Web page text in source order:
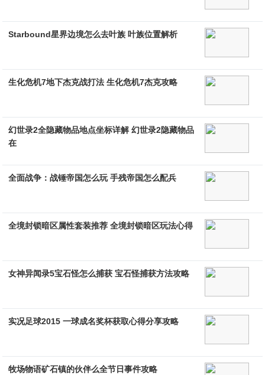
Starbound星界边境怎么去叶族 叶族位置解析
生化危机7地下杰克战打法 生化危机7杰克攻略
幻世录2全隐藏物品地点坐标详解 幻世录2隐藏物品
在
全面战争：战锤帝国怎么玩 手残帝国怎么配兵
全境封锁暗区属性套装推荐 全境封锁暗区玩法心得
女神异闻录5宝石怪怎么捕获 宝石怪捕获方法攻略
实况足球2015 一球成名奖杯获取心得分享攻略
牧场物语矿石镇的伙伴么全节日事件攻略